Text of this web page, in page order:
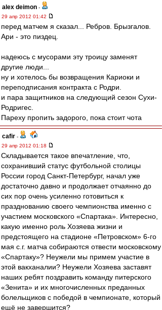
alex deimon -
29 апр 2012 01:42
перед матчем я сказал... Ребров. Брызгалов.
Ари - это пиздец.
надеюсь с мусорами эту троицу заменят
другие люди...
ну и хотелось бы возвращения Кариоки и
переподписания контракта с Родри.
и пара защитников на следующий сезон Сухи-
Родригес.
Пареху пропить задорого, пока стоит чота
cafir -
29 апр 2012 01:18
Складывается такое впечатление, что,
сохранивший статус футбольной столицы
России город Санкт-Петербург, начал уже
достаточно давно и продолжает отчаянно до
сих пор очень усиленно готовиться к
празднованию своего чемпионства именно с
участием московского «Спартака». Интересно,
какую именно роль Хозяева жизни и
предстоящего на стадионе «Петровском» 6-го
мая с.г. матча собираются отвести московскому
«Спартаку»? Неужели мы примем участие в
этой вакханалии? Неужели Хозяева заставят
наших ребят поздравить команду питерского
«Зенита» и их многочисленных преданных
болельщиков с победой в чемпионате, который
ещё не завершится?